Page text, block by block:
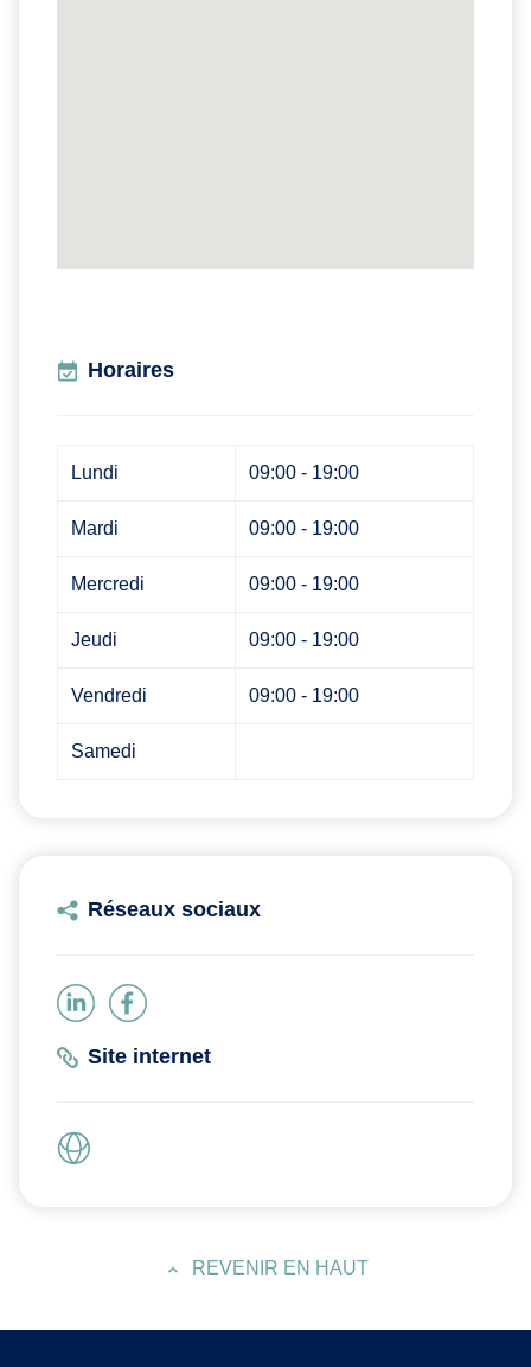
Horaires
Lundi 09:00 - 19:00
Mardi 09:00 - 19:00
Mercredi 09:00 - 19:00
Jeudi 09:00 - 19:00
Vendredi 09:00 - 19:00
Samedi
Réseaux sociaux
Site internet
REVENIR EN HAUT